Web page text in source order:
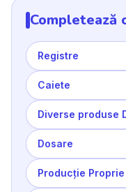
Completează
Registre
Caiete
Diverse produse
Dosare
Producție Proprie